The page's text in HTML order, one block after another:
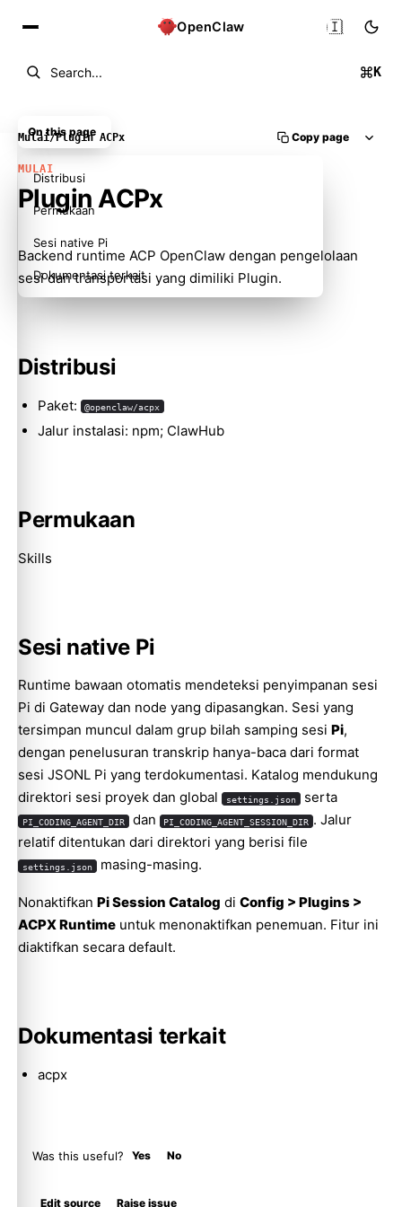
OpenClaw
Search... K
🇮🇩
Mulai/Plugin ACPx Copy page
MULAI
Plugin ACPx
Backend runtime ACP OpenClaw dengan pengelolaan
sesi dan transportasi yang dimiliki Plugin.
Distribusi
Paket: @openclaw/acpx
Jalur instalasi: npm; ClawHub
Permukaan
Skills
Sesi native Pi
Runtime bawaan otomatis mendeteksi penyimpanan sesi
Pi di Gateway dan node yang dipasangkan. Sesi yang
tersimpan muncul dalam grup bilah samping sesi Pi,
dengan penelusuran transkrip hanya-baca dari format
sesi JSONL Pi yang terdokumentasi. Katalog mendukung
direktori sesi proyek dan global
settings.json serta
PI_CODING_AGENT_DIR dan PI_CODING_AGENT_SESSION_DIR . Jalur
relatif ditentukan dari direktori yang berisi file
settings.json masing-masing.
Nonaktifkan Pi Session Catalog di Config > Plugins >
ACPX Runtime untuk menonaktifkan penemuan. Fitur ini
diaktifkan secara default.
Dokumentasi terkait
acpx
Was this useful? Yes No
Edit source Raise issue
On this page
Distribusi
Permukaan
Sesi native Pi
Dokumentasi terkait
Molty